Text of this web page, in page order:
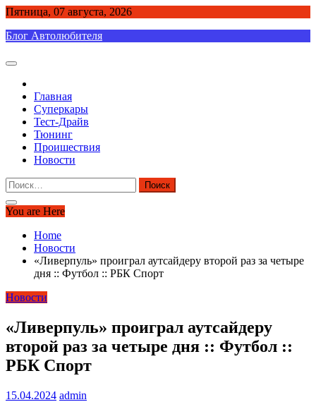
Skip
content
Пятница, 07 августа, 2026
Блог Автолюбителя
Главная
Суперкары
Тест-Драйв
Тюнинг
Проишествия
Новости
Найти:
You are Here
Home
Новости
«Ливерпуль» проиграл аутсайдеру второй раз за четыре
дня :: Футбол :: РБК Спорт
Новости
«Ливерпуль» проиграл аутсайдеру
второй раз за четыре дня :: Футбол ::
РБК Спорт
15.04.2024 admin